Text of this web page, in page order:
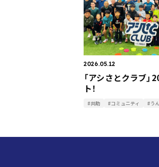
2026.05.12
「アシさとクラブ
ト！
#共助 #コミュニティ #う